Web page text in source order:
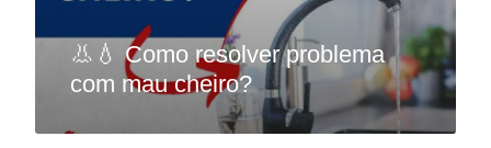
👃💧 Como resolver problema
com mau cheiro?